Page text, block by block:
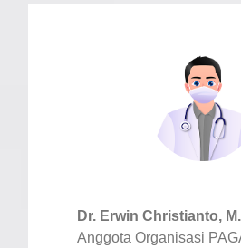
Dr. Erwin Christianto,
Anggota Organisasi